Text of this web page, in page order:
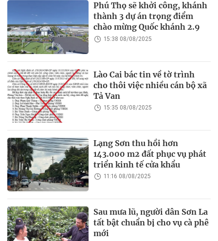
Phú Thọ sẽ khởi công, khánh
thành 3 dự án trọng điểm
chào mừng Quốc khánh 2.9
15:38 08/08/2025
Lào Cai bác tin về tờ trình
cho thôi việc nhiều cán bộ xã
Tả Van
15:35 08/08/2025
Lạng Sơn thu hồi hơn
143.000 m2 đất phục vụ phát
triển kinh tế cửa khẩu
11:16 08/08/2025
Sau mưa lũ, người dân Sơn La
tất bật chuẩn bị cho vụ cà phê
mới